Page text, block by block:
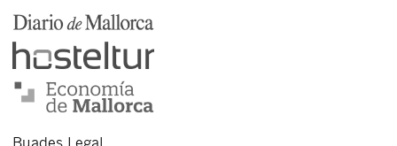
Buades Legal